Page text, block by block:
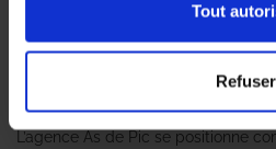
Tout
Refuser
comme inoffensifs, peuvent
santé, notamment en raison de
expert en
frelons asiatiquespour une
L’agence As de Pic se positionne